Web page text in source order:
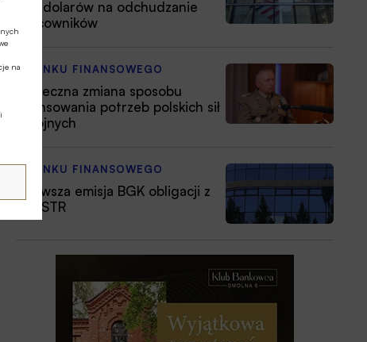
na
mld dolarów na odchudzanie
pracowników
Z RYNKU FINANSOWEGO
Konieczna zmiana sposobu
finansowania potrzeb polskich sił
zbrojnych
Z RYNKU FINANSOWEGO
Pierwsza emisja BGK obligacji z
POLSTR